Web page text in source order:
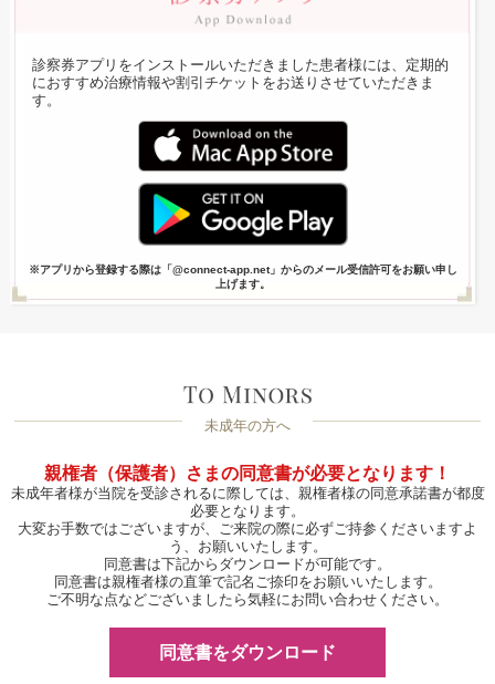
診察券アプリをインストールいただきました患者様には、定期的
におすすめ治療情報や割引チケットをお送りさせていただきま
す。
※アプリから登録する際は「@connect-app.net」からのメール受信許可をお願い申し
上げます。
未成年の方へ
親権者（保護者）さまの同意書が必要となります！
未成年者様が当院を受診されるに際しては、親権者様の同意承諾書が都度
必要となります。
大変お手数ではございますが、ご来院の際に必ずご持参くださいますよ
う、お願いいたします。
同意書は下記からダウンロードが可能です。
同意書は親権者様の直筆で記名ご捺印をお願いいたします。
ご不明な点などございましたら気軽にお問い合わせください。
同意書をダウンロード